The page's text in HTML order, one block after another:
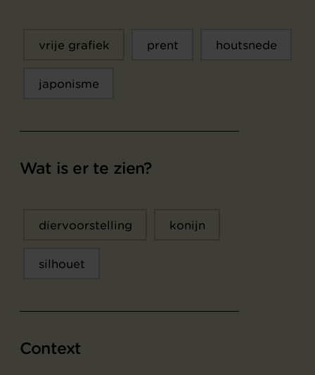
vrije grafiek prent houtsnede
japonisme
Wat is er te zien?
diervoorstelling konijn
silhouet
Context